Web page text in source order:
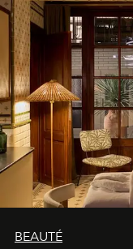
BEAUTÉ